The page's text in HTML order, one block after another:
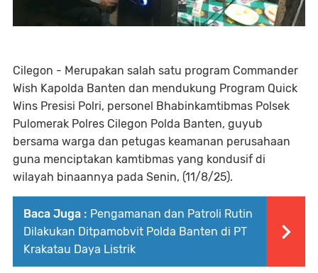
Cilegon - Merupakan salah satu program Commander
Wish Kapolda Banten dan mendukung Program Quick
Wins Presisi Polri, personel Bhabinkamtibmas Polsek
Pulomerak Polres Cilegon Polda Banten, guyub
bersama warga dan petugas keamanan perusahaan
guna menciptakan kamtibmas yang kondusif di
wilayah binaannya pada Senin, (11/8/25).
Baca Juga : Pengamanan dan Patroli Rutin
Dilakukan Ditpamobvit Polda Banten di PT
Krakatau Daya Listrik